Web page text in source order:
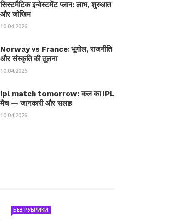
सिस्टमैटिक इन्वेस्टमेंट प्लान: लाभ, शुरुआत
और जोखिम
10.04.2026
Norway vs France: भूगोल, राजनीति
और संस्कृति की तुलना
10.04.2026
ipl match tomorrow: कल का IPL
मैच — जानकारी और सलाह
10.04.2026
БЕЗ РУБРИКИ